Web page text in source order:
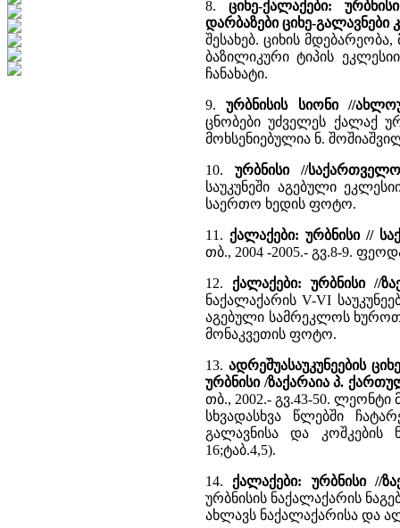
8.ციხე-ქალაქები:
დარბაზები ციხე-გალავნები
შესახებ. ციხის
ბაზილიკური ტიპის
ჩანახატი.
9.ურბნისის სიონი //
ცნობები უძველეს ქალაქ
მოხსენიებულია ნ.
10. ურბნისი //
საუკუნეში აგებული
საერთო ხედის ფოტო.
11. ქალაქები: ურბნისი //
თბ., 2004 -2005.- გვ.8-9.
12. ქალაქები: ურბნისი //
ნაქალაქარის V-VI
აგებული სამრეკლოს
მონაკვეთის ფოტო.
13. ადრეშუასაუკუნეების
ურბნისი /ზაქარაია პ.
თბ., 2002.- გვ.43-50. ლეონტი
სხვადასხვა წლებში
გალავნისა და კოშკების
16;ტაბ.4,5).
14. ქალაქები: ურბნისი //
ურბნისის ნაქალაქარის
ახლავს ნაქალაქარისა და